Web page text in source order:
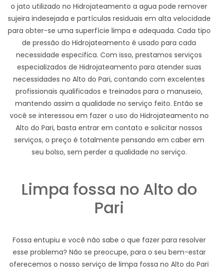
o jato utilizado no Hidrojateamento a agua pode remover
sujeira indesejada e partículas residuais em alta velocidade
para obter-se uma superfície limpa e adequada. Cada tipo
de pressão do Hidrojateamento é usado para cada
necessidade especifica. Com isso, prestamos serviços
especializados de Hidrojateamento para atender suas
necessidades no Alto do Pari, contando com excelentes
profissionais qualificados e treinados para o manuseio,
mantendo assim a qualidade no serviço feito. Então se
você se interessou em fazer o uso do Hidrojateamento no
Alto do Pari, basta entrar em contato e solicitar nossos
serviços, o preço é totalmente pensando em caber em
seu bolso, sem perder a qualidade no serviço.
Limpa fossa no Alto do
Pari
Fossa entupiu e você não sabe o que fazer para resolver
esse problema? Não se preocupe, para o seu bem-estar
oferecemos o nosso serviço de limpa fossa no Alto do Pari